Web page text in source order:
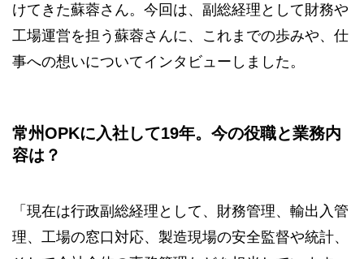
けてきた蘇蓉さん。今回は、副総経理として財務や
工場運営を担う蘇蓉さんに、これまでの歩みや、仕
事への想いについてインタビューしました。
常州OPKに入社して19年。今の役職と業務内
容は？
「現在は行政副総経理として、財務管理、輸出入管
理、工場の窓口対応、製造現場の安全監督や統計、